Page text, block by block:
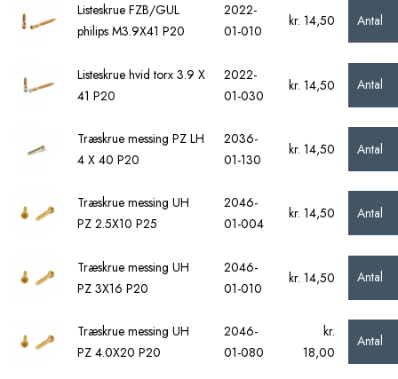
Listeskrue FZB/GUL
philips M3.9X41 P20
2022-
01-010
kr. 14,50 Antal
Listeskrue hvid torx 3.9 X
41 P20
2022-
01-030
kr. 14,50 Antal
Træskrue messing PZ LH
4 X 40 P20
2036-
01-130
kr. 14,50 Antal
Træskrue messing UH
PZ 2.5X10 P25
2046-
01-004
kr. 14,50 Antal
Træskrue messing UH
PZ 3X16 P20
2046-
01-010
kr. 14,50 Antal
Træskrue messing UH
PZ 4.0X20 P20
2046-
01-080
kr.
18,00
Antal